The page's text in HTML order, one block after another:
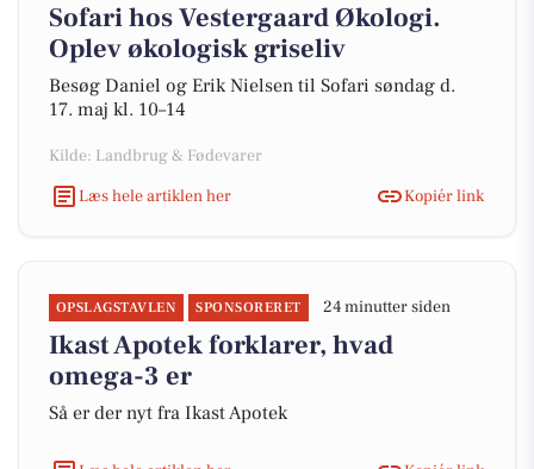
Sofari hos Vestergaard Økologi.
Oplev økologisk griseliv
Besøg Daniel og Erik Nielsen til Sofari søndag d.
17. maj kl. 10–14
Kilde: Landbrug & Fødevarer
Læs hele artiklen her
Kopiér link
OPSLAGSTAVLEN SPONSORERET 24 minutter siden
Ikast Apotek forklarer, hvad
omega-3 er
Så er der nyt fra Ikast Apotek